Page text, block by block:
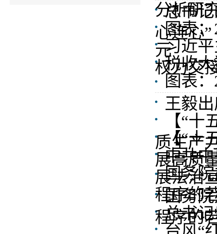
分析研
总书
心连心”
图表
元习近
权力交
税收
图表
王毅
【“
质生产
【“十
展高质
中共
展法治
国务
程序的
国务
程序的
总书